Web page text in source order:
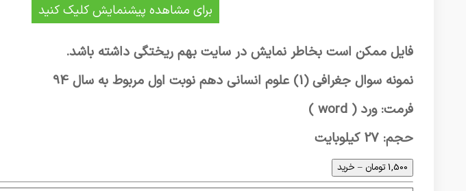
برای مشاهده پیشنمایش کلیک کنید
فایل ممکن است بخاطر نمایش در سایت بهم ریختگی داشته باشد.
نمونه سوال جغرافی (1) علوم انسانی دهم نوبت اول مربوط به سال 94
فرمت: ورد ( word )
حجم: 27 کیلوبایت
1,500 تومان – خرید